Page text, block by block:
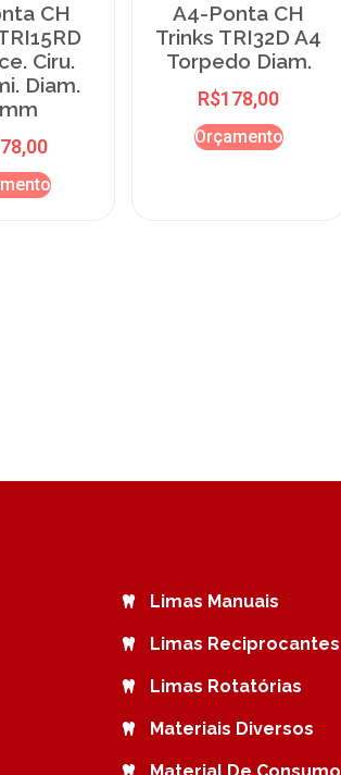
CH
Ciru.
Diam.
A4-Ponta CH
Trinks TRI32D A4
Torpedo Diam.
R$178,00
Orçamento
Limas Manuais
Limas Reciprocantes
Limas Rotatórias
Materiais Diversos